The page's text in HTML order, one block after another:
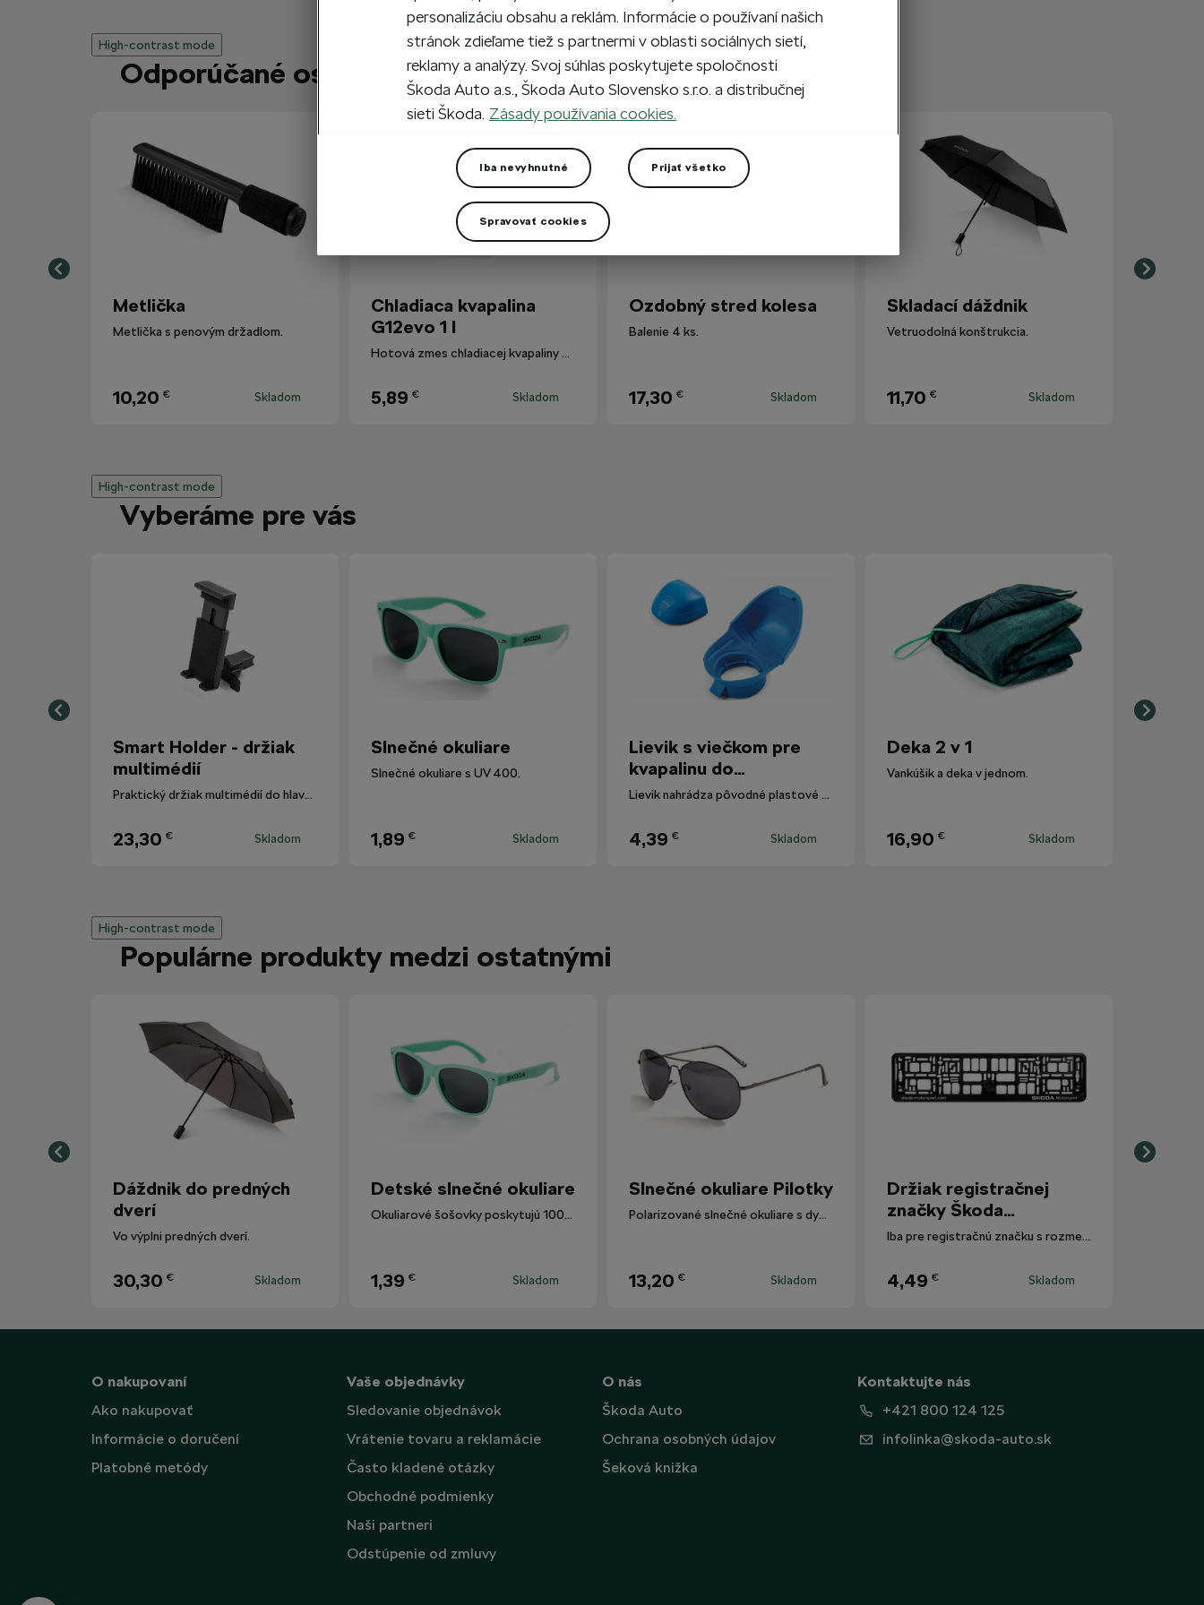
High-contrast mode
Odporúčané ostatnými zákazníkmi
Metlička
Metlička s penovým držadlom.
10,20 € Skladom
Chladiaca kvapalina
G12evo 1 l
Hotová zmes chladiacej kvapaliny G12evo pre všetky vozidlá Škoda.
5,89 € Skladom
Ozdobný stred kolesa
Balenie 4 ks.
17,30 € Skladom
Skladací dáždnik
Vetruodolná konštrukcia.
11,70 € Skladom
High-contrast mode
Vyberáme pre vás
Smart Holder - držiak
multimédií
Praktický držiak multimédií do hlavovej opierky.
23,30 € Skladom
Slnečné okuliare
Slnečné okuliare s UV 400.
1,89 € Skladom
Lievik s viečkom pre
kvapalinu do
ostrekovačov
Lievik nahrádza pôvodné plastové viečko nádobky ostrekovačov.
4,39 € Skladom
Deka 2 v 1
Vankúšik a deka v jednom.
16,90 € Skladom
High-contrast mode
Populárne produkty medzi ostatnými
Dáždnik do predných
dverí
Vo výplni predných dverí.
30,30 € Skladom
Detské slnečné okuliare
Okuliarové šošovky poskytujú 100% ochranu proti UV žiareniu.
1,39 € Skladom
Slnečné okuliare Pilotky
Polarizované slnečné okuliare s dymovými sklami.
13,20 € Skladom
Držiak registračnej
značky Škoda
Motorsport
Iba pre registračnú značku s rozmermi 520 mm x 110 mm.
4,49 € Skladom
O nakupovaní
Ako nakupovať
Informácie o doručení
Platobné metódy
Vaše objednávky
Sledovanie objednávok
Vrátenie tovaru a reklamácie
Často kladené otázky
Obchodné podmienky
Naši partneri
Odstúpenie od zmluvy
O nás
Škoda Auto
Ochrana osobných údajov
Šeková knižka
Kontaktujte nás
+421 800 124 125
infolinka@skoda-auto.sk
personalizáciu obsahu a reklám. Informácie o používaní našich
stránok zdieľame tiež s partnermi v oblasti sociálnych sietí,
reklamy a analýzy. Svoj súhlas poskytujete spoločnosti
Škoda Auto a.s., Škoda Auto Slovensko s.r.o. a distribučnej
sieti Škoda. Zásady používania cookies.
Iba nevyhnutné Prijať všetko
Spravovať cookies